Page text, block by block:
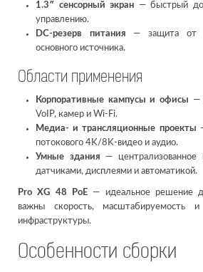
1.3″ сенсорный экран — быстрый
управлению.
DC-резерв питания — защита от
основного источника.
Области применения
Корпоративные кампусы и офисы —
VoIP, камер и Wi-Fi.
Медиа- и трансляционные проекты
потокового 4K/8K-видео и аудио.
Умные здания — централизованное
датчиками, дисплеями и автоматикой.
Pro XG 48 PoE — идеальное решение
важны скорость, масштабируемость
инфраструктуры.
Особенности сборки